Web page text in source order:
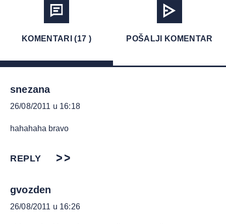
KOMENTARI (17 ) POŠALJI KOMENTAR
snezana
26/08/2011 u 16:18
hahahaha bravo
REPLY
gvozden
26/08/2011 u 16:26